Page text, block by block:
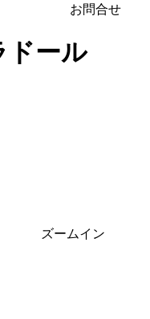
お問合せ
ドール
ズームイン